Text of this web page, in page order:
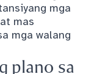
mga
mas
mga walang
plano sa